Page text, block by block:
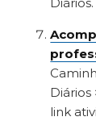
Diários.
Diários
link